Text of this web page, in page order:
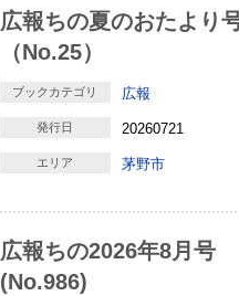
広報ちの夏のおたより
（No.25）
ブックカテゴリ 広報
発行日 20260721
エリア 茅野市
広報ちの2026年8月号
(No.986)